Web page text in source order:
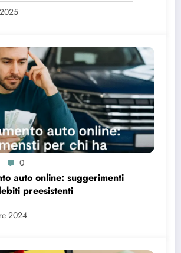
0
auto online: suggerimenti
preesistenti
2024